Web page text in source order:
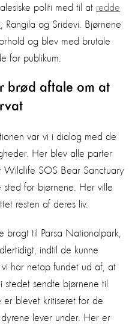
politi med til at redde
, Rangila og Sridevi. Bjørnene
og blev med brutale
for publikum.
brød aftale om at
var vi i dialog med de
Her blev alle parter
Wildlife SOS Bear Sanctuary
for bjørnene. Her ville
resten af deres liv.
bragt til Parsa Nationalpark,
indtil de kunne
har netop fundet ud af, at
stedet sendte bjørnene til
er blevet kritiseret for de
lever under. Her er